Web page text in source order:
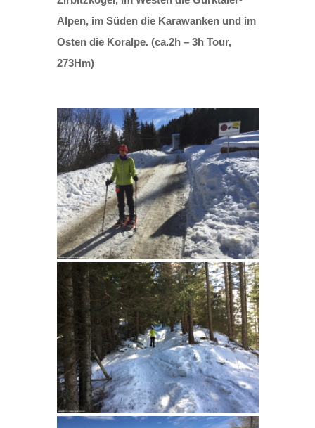
Alpen, im Süden die Karawanken und im
Osten die Koralpe. (ca.2h – 3h Tour,
273Hm)